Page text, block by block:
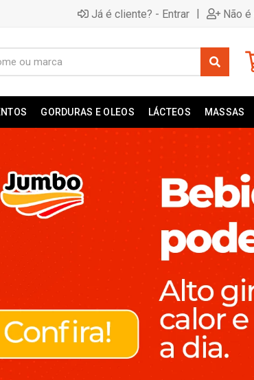
Já é cliente? - Entrar | Não
GORDURAS E OLEOS LÁCTEOS MASSAS